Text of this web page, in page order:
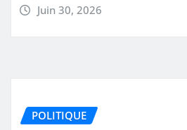
Juin 30, 2026
POLITIQUE